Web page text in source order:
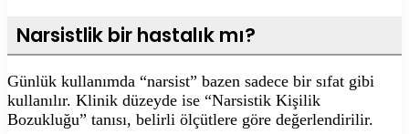
Narsistlik bir hastalık mı?
Günlük kullanımda “narsist” bazen sadece bir sıfat gibi
kullanılır. Klinik düzeyde ise “Narsistik Kişilik
Bozukluğu” tanısı, belirli ölçütlere göre değerlendirilir.